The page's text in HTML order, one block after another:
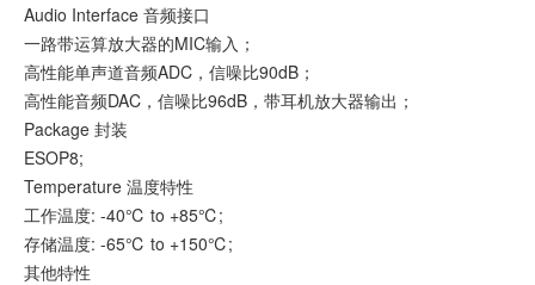
Audio Interface 音频接口
一路带运算放大器的MIC输入；
高性能单声道音频ADC，信噪比90dB；
高性能音频DAC，信噪比96dB，带耳机放大器输出；
Package 封装
ESOP8;
Temperature 温度特性
工作温度: -40℃ to +85℃;
存储温度: -65℃ to +150℃;
其他特性